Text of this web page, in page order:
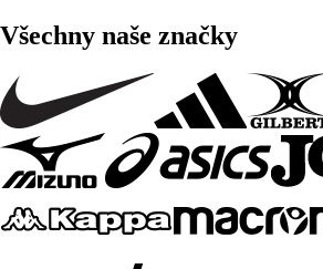
Všechny naše značky